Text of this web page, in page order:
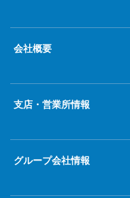
会社概要
支店・営業所情報
グループ会社情報